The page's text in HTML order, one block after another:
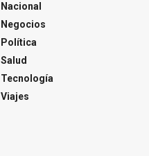
Nacional
Negocios
Política
Salud
Tecnología
Viajes